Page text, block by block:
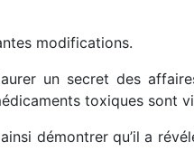
modifications.
un secret des
toxiques sont
démontrer qu’il a